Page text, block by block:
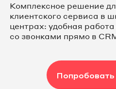
Комплексное решение
клиентского сервиса в
центрах: удобная
со звонками прямо в
Попробовать